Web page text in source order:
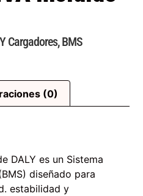
Cargadores,BMS
(0)
DALY es un Sistema
diseñado para
estabilidad y